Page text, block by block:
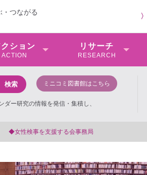
つながる
〉
ション
ACTION
リサーチ
RESEARCH
ミニコミ図書館はこちら
ー研究の情報を発信・集積し、